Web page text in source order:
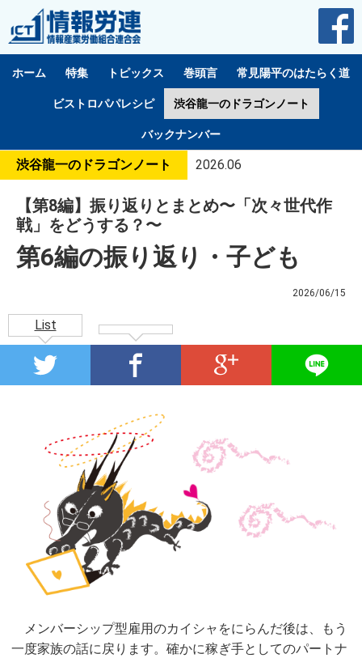
ホーム 特集 トピックス 巻頭言 常見陽平のはたらく道
ビストロパパレシピ 渋谷龍一のドラゴンノート
バックナンバー
渋谷龍一のドラゴンノート 2026.06
【第8編】振り返りとまとめ〜「次々世代作
戦」をどうする？〜
第6編の振り返り・子ども
2026/06/15
List
メンバーシップ型雇用のカイシャをにらんだ後は、もう
一度家族の話に戻ります。確かに稼ぎ手としてのパートナ